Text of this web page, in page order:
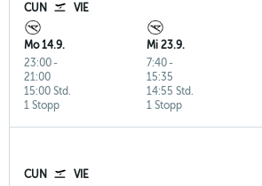
CUN VIE
Mo 14.9.
23:00-
21:00
1 Stopp
15:00 Std.
Mi 23.9.
7:40-
15:35
1 Stopp
14:55 Std.
CUN VIE